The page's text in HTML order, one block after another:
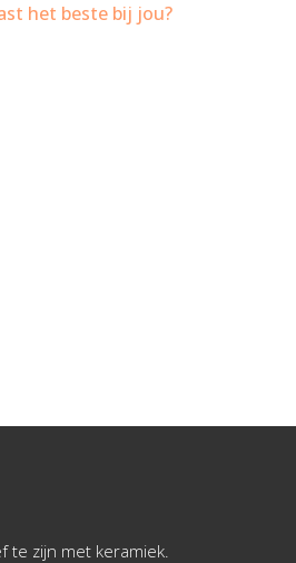
het beste bij jou?
te zijn met keramiek.